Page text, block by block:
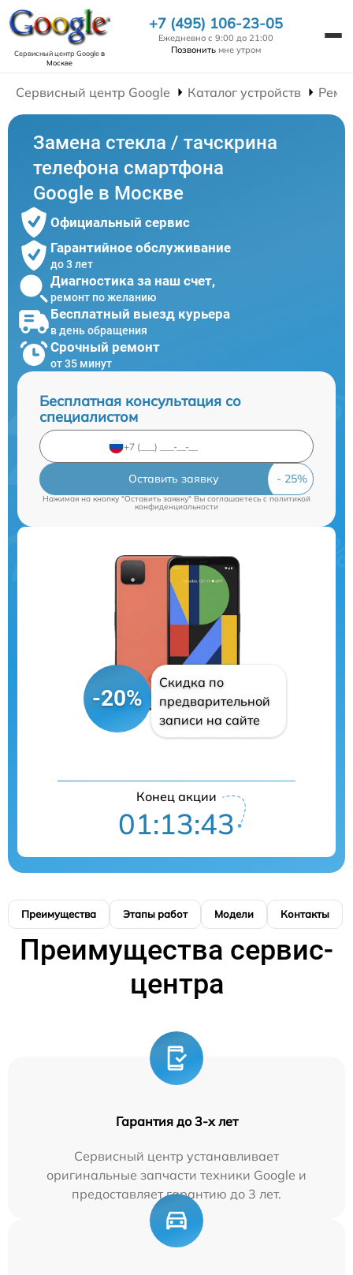
Сервисный центр Googleв
Москве
+7 (495) 106-23-05
Ежедневно с 9:00 до 21:00
Позвонить мне утром
Сервисный центр Google Каталог устройств
Замена стекла / тачскрина
телефона смартфона
Google в Москве
Официальный сервис
Гарантийное обслуживание
до 3 лет
Диагностика за наш счет,
ремонт по желанию
Бесплатный выезд курьера
в день обращения
Срочный ремонт
от 35 минут
Бесплатная консультация со
специалистом
Оставить заявку
Нажимая на кнопку "Оставить заявку" Вы соглашаетесь c политикой
конфиденциальности
-20%
Скидка по
предварительной
записи на сайте
Конец акции
01:13:42
Преимущества Этапы работ Модели Контакты
Преимущества сервис-
центра
Гарантия до 3-х лет
Сервисный центр устанавливает
оригинальные запчасти техники Google и
предоставляет гарантию до 3 лет.